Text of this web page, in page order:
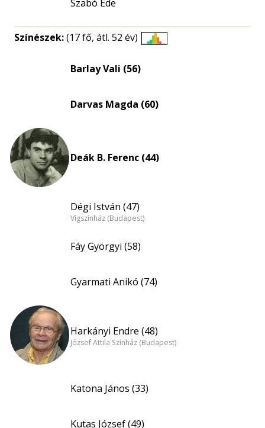
Szabó Ede
Színészek:(17 fő, átl. 52 év)
Barlay Vali (56)
Darvas Magda (60)
Deák B. Ferenc (44)
Dégi István (47)
Vígszínház (Budapest)
Fáy Györgyi (58)
Gyarmati Anikó (74)
Harkányi Endre (48)
József Attila Színház (Budapest)
Katona János (33)
Kutas József (49)